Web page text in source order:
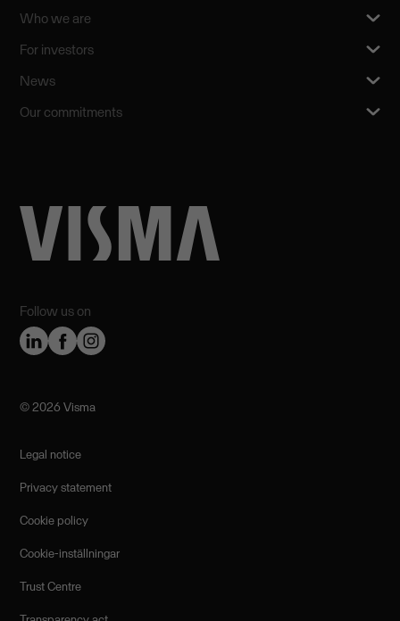
Follow us on
Who we are
For investors
News
Our commitments
©️ 2026 Visma
Legal notice
Privacy statement
Cookie policy
Cookie-inställningar
Trust Centre